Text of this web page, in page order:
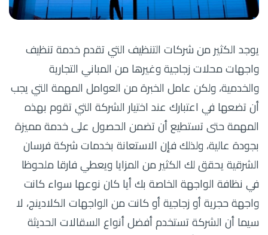
يوجد الكثير من شركات التنظيف التي تقدم خدمة تنظيف
واجهات محلات زجاجية وغيرها من المباني التجارية
والخدمية، ولكن عامل الخبرة من العوامل المهمة التي يجب
أن تضعها في اعتبارك عند اختيار الشركة التي تقوم بهذه
المهمة حتى تستطيع أن تضمن الحصول على خدمة مميزة
بجودة عالية، ولذلك فإن الاستعانة بخدمات شركة فرسان
الشرقية يحقق لك الكثير من المزايا ويعطي فارقا ملحوظا
في نظافة الواجهة الخاصة بك أيا كان نوعها سواء كانت
واجهة حجرية أو زجاجية أو كانت من الواجهات الكلادينج، لا
سيما أن الشركة تستخدم أفضل أنواع السقالات الحديثة